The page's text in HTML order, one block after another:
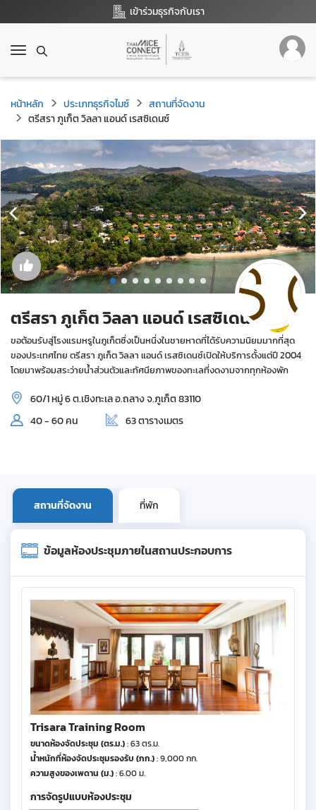
เข้าร่วมธุรกิจกับเรา
T
g
g
l
e
n
v
i
g
a
t
i
o
n
หน้าหลัก ประเภทธุรกิจไมซ์
สถานที่จัดงาน
ตรีสรา ภูเก็ต วิลลา แอนด์ เรสซิเดนซ์
ตรีสรา ภูเก็ต วิลลา แอนด์ เรสซิเดนซ์
ขอต้อนรับสู่โรงแรมหรูในภูเก็ตซึ่งเป็นหนึ่งในชายหาดที่ได้รับความนิยมมากที่สุด
ของประเทศไทย ตรีสรา ภูเก็ต วิลลา แอนด์ เรสซิเดนซ์เปิดให้บริการตั้งแต่ปี 2004
โดยมาพร้อมสระว่ายน้ำส่วนตัวและทัศนียภาพของทะเลที่งดงามจากทุกห้องพัก
60/1 หมู่ 6 ต.เชิงทะเล อ.ถลาง จ.ภูเก็ต 83110
40 - 60 คน
63 ตารางเมตร
สถานที่จัดงาน ที่พัก
ข้อมูลห้องประชุมภายในสถานประกอบการ
Trisara Training Room
ขนาดห้องจัดประชุม (ตร.ม.): 63 ตร.ม.
น้ำหนักที่ห้องจัดประชุมรองรับ (กก.): 9,000 กก.
ความสูงของเพดาน (ม.): 6.00 ม.
การจัดรูปแบบห้องประชุม